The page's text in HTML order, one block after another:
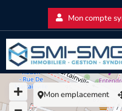
Mon compte
Mon emplacement